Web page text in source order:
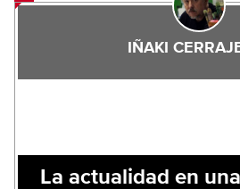
IÑAKI
La actualidad en